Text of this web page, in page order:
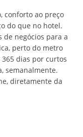
conforto ao preço
do que no hotel.
de negócios para a
perto do metro
dias por curtos
semanalmente.
diretamente da